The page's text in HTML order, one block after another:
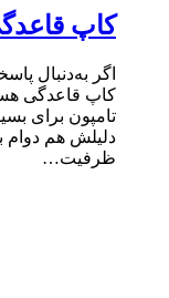
کاپ
اگر به‌دنبال
کاپ قاعدگی
تامپون برای
دلیلش هم دوام
ظرفیت…